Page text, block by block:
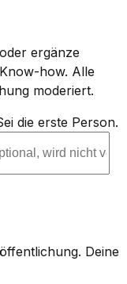
ergänze
how. Alle
moderiert.
die erste Person.
Deine